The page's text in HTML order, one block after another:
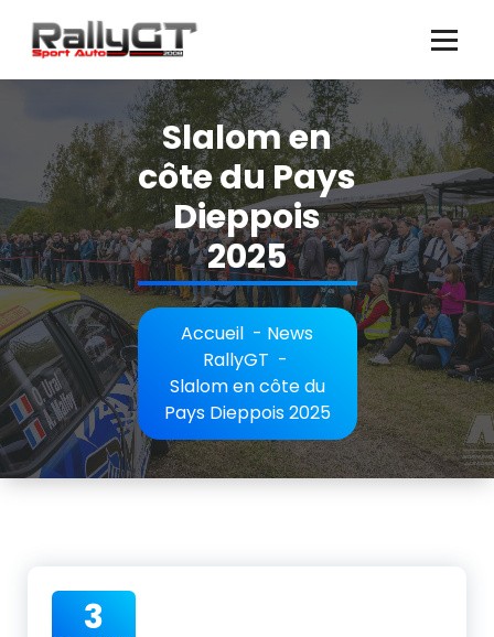
contenu
Slalom en
côte du Pays
Dieppois
2025
Accueil - News
RallyGT -
Slalom en côte du
Pays Dieppois 2025
3